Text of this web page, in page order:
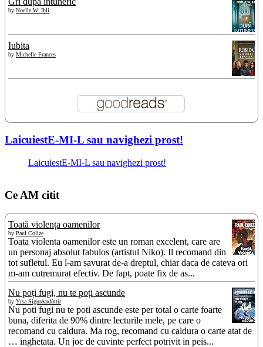
by Noelle W. Ihli
Iubita
by Michelle Frances
LaicuiestE-MI-L sau navighezi prost!
LaicuiestE-MI-L sau navighezi prost!
Ce AM citit
Toată violența oamenilor
by Paul Colize
Toata violenta oamenilor este un roman excelent, care are
un personaj absolut fabulos (artistul Niko). Il recomand din
tot sufletul. Eu l-am savurat de-a dreptul, chiar daca de cateva ori
m-am cutremurat efectiv. De fapt, poate fix de as...
Nu poți fugi, nu te poți ascunde
by Yrsa Sigurðardóttir
Nu poti fugi nu te poti ascunde este per total o carte foarte
buna, diferita de 90% dintre lecturile mele, pe care o
recomand cu caldura. Ma rog, recomand cu caldura o carte atat de
… inghetata. Un joc de cuvinte perfect potrivit in peis...